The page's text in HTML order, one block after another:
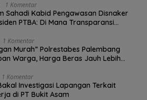
1 Komentar
Sahadi Kabid Pengawasan Disnaker
PTBA: Di Mana Transparansi
1 Komentar
Murah” Polrestabes Palembang
Warga, Harga Beras Jauh Lebih
1 Komentar
Investigasi Lapangan Terkait
di PT Bukit Asam